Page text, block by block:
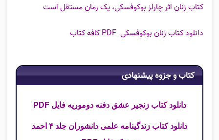
کتاب زنان اثر چارلز بوکوفسکی، یک رمان مستقل است
دانلود کتاب زنان بوکوفسکی PDF کافه کتاب
کتاب و جزوه پیشنهادی
دانلود کتاب زنجیر عشق دفنه دوموریه فایل PDF
دانلود کتاب زندگینامه علمی دانشوران جلد ۴ احمد